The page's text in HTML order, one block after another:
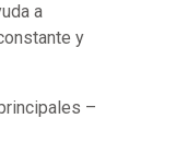
a
y
–